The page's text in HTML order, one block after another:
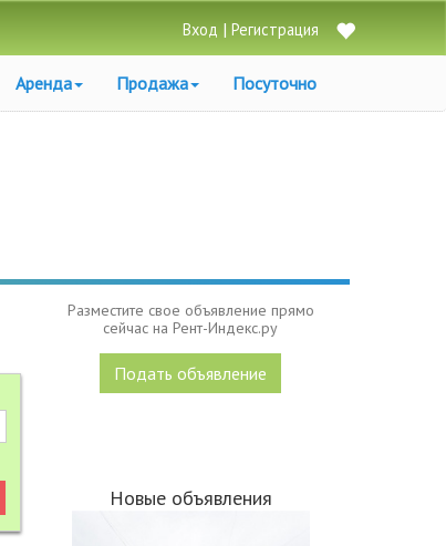
Вход | Регистрация
Аренда Продажа Посуточно
Разместите свое объявление прямо
сейчас на Рент-Индекс.ру
Подать объявление
Новые объявления